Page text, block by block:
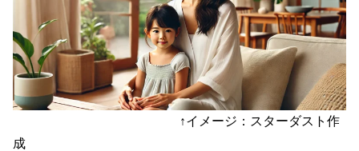
↑イメージ：スターダスト作
成